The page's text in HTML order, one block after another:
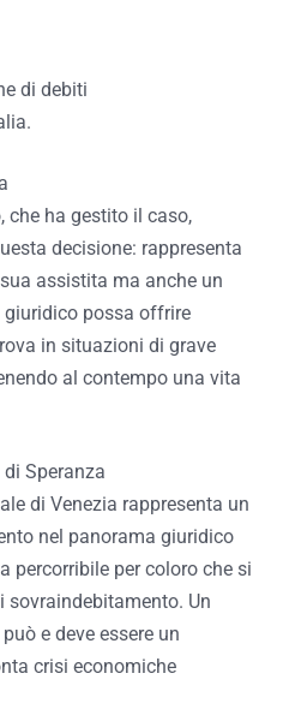
di debiti
che ha gestito il caso,
decisione: rappresenta
assistita ma anche un
possa offrire
in situazioni di grave
al contempo una vita
Speranza
di Venezia rappresenta un
nel panorama giuridico
percorribile per coloro che si
Un
e deve essere un
crisi economiche